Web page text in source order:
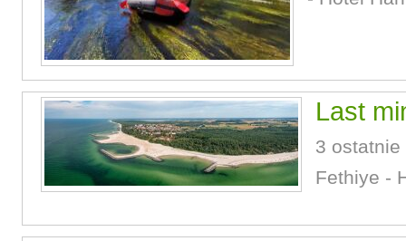
Last
3
Fethiye -